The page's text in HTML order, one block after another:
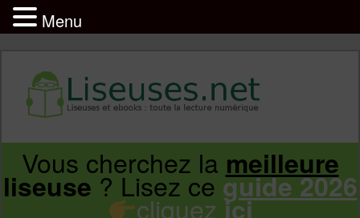
Infos sur les liseuses Kindle, Kobo,
Vivlio, Pocketbook
Aller
Aller
Vous cherchez la meilleure
liseuse? Lisez ceguide 2026
cliquez ici
Menu